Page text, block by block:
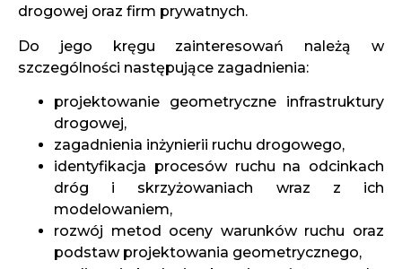
drogowej oraz firm prywatnych.
Do jego kręgu zainteresowań należą w
szczególności następujące zagadnienia:
projektowanie geometryczne infrastruktury
drogowej,
zagadnienia inżynierii ruchu drogowego,
identyfikacja procesów ruchu na odcinkach
dróg i skrzyżowaniach wraz z ich
modelowaniem,
rozwój metod oceny warunków ruchu oraz
podstaw projektowania geometrycznego,